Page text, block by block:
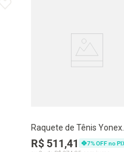
Raquete de Tênis Yonex
Junior 21
R$ 511,41 7% OFF no